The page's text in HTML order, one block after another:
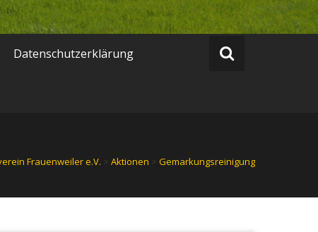
Datenschutzerklärung
Frauenweiler e.V. > Aktionen > Gemarkungsreinigung